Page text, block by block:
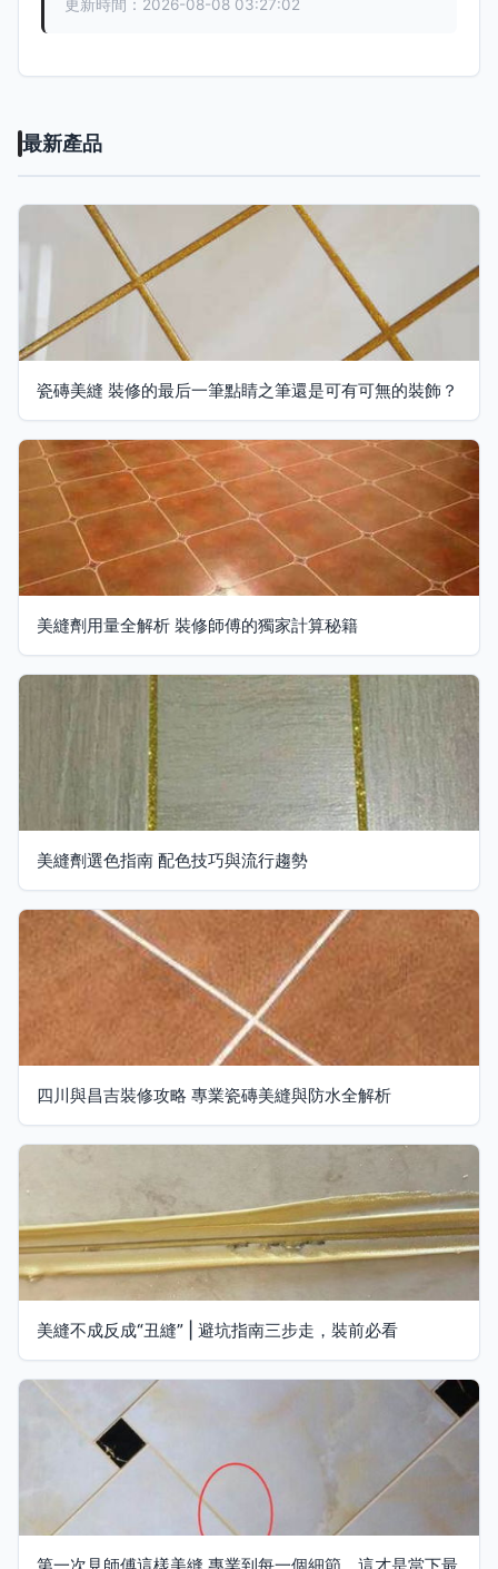
更新時間：2026-08-08 03:27:02
最新產品
瓷磚美縫 裝修的最后一筆點睛之筆還是可有可無的裝飾？
美縫劑用量全解析 裝修師傅的獨家計算秘籍
美縫劑選色指南 配色技巧與流行趨勢
四川與昌吉裝修攻略 專業瓷磚美縫與防水全解析
美縫不成反成“丑縫” | 避坑指南三步走，裝前必看